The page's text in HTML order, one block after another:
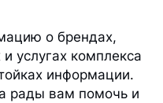
о брендах,
услугах комплекса
информации.
рады вам помочь и